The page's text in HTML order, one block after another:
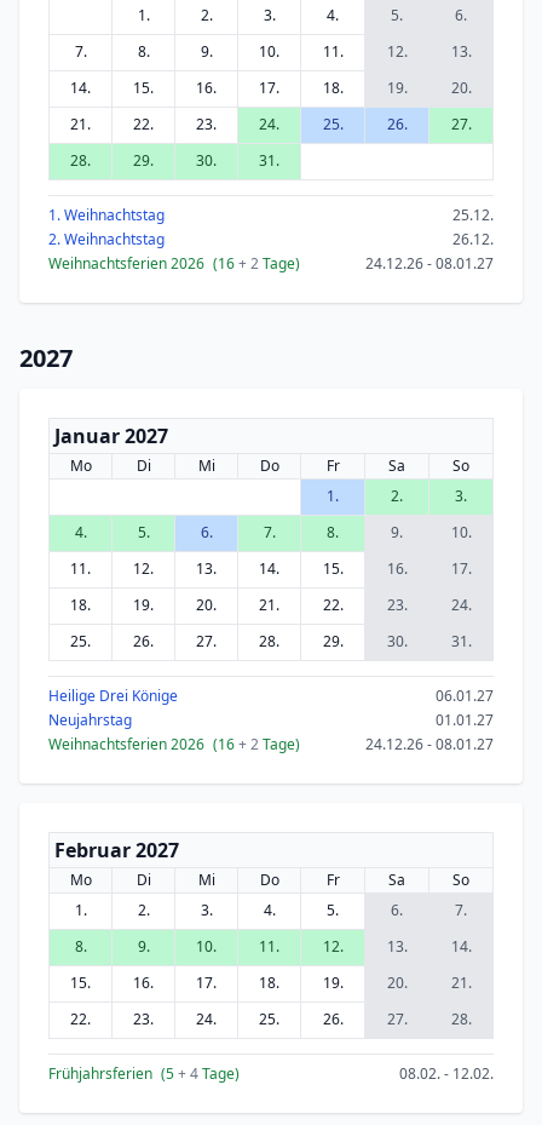
1.
2. 3. 4. 5.
6.
7.
8. 9. 10. 11. 12.
13.
14.
15. 16. 17. 18. 19.
20.
21.
22. 23. 24. 25. 26.
27.
28.
29. 30. 31.
1. Weihnachtstag
25.12.
2. Weihnachtstag
26.12.
Weihnachtsferien 2026 (16+ 2Tage) 24.12.26 - 08.01.27
2027
Januar 2027
Mo Di Mi Do Fr Sa
So
1.
2.
3.
4.
5. 6. 7. 8. 9.
10.
11.
12. 13. 14. 15. 16.
17.
18.
19. 20. 21. 22. 23.
24.
25.
26. 27. 28. 29. 30. 31.
Heilige Drei Könige
06.01.27
Neujahrstag
01.01.27
Weihnachtsferien 2026 (16+ 2Tage) 24.12.26 - 08.01.27
Februar 2027
Mo Di Mi Do Fr Sa
So
1.
2. 3. 4. 5. 6.
7.
8.
9. 10. 11. 12. 13.
14.
15.
16. 17. 18. 19. 20.
21.
22.
23. 24. 25. 26. 27. 28.
Frühjahrsferien (5+ 4Tage) 08.02. - 12.02.